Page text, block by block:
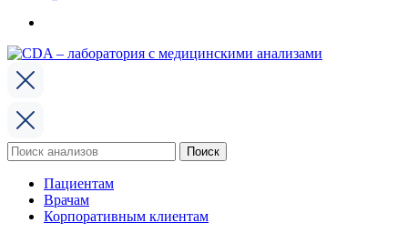
Поиск
по:
Поиск
Пациентам
Врачам
Корпоративным клиентам